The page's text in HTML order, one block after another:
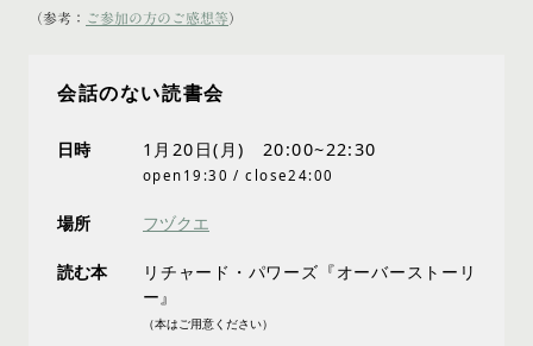
（参考： ご参加の方のご感想等）
会話のない読書会
日時 1月20日(月) 20:00~22:30
open19:30 / close24:00
場所 フヅクエ
読む本
リチャード・パワーズ『オーバーストーリ
ー』
（本はご用意ください）